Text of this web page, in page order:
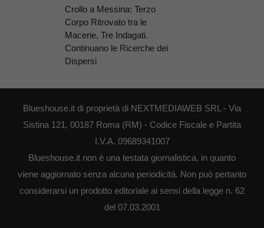
Crollo a Messina: Terzo
Corpo Ritrovato tra le
Macerie, Tre Indagati.
Continuano le Ricerche dei
Dispersi
Blueshouse.it di proprietà di NEXTMEDIAWEB SRL - Via
Sistina 121, 00187 Roma (RM) - Codice Fiscale e Partita
I.V.A. 09689341007
Blueshouse.it non è una testata giornalistica, in quanto
viene aggiornato senza alcuna periodicità. Non può pertanto
considerarsi un prodotto editoriale ai sensi della legge n. 62
del 07.03.2001